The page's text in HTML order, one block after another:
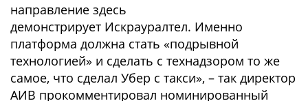
направление здесь
демонстрирует Искрауралтел. Именно
платформа должна стать «подрывной
технологией» и сделать с технадзором то же
самое, что сделал Убер с такси», – так директор
АИВ прокомментировал номинированный